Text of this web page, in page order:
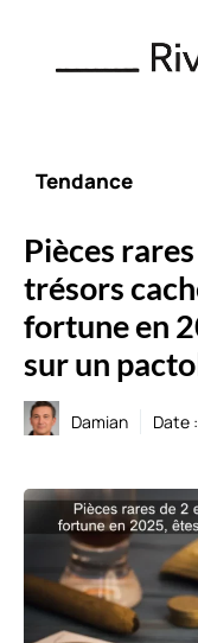
contenu
Tendance
Pièces
trésors
fortune en
sur un
Damian Date :